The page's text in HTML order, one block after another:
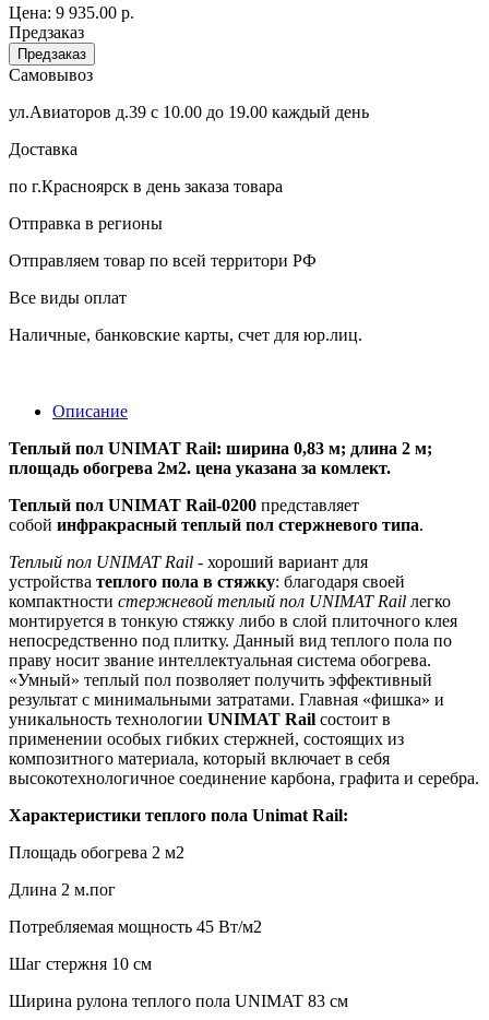
Цена: 9 935.00 р.
Предзаказ
Предзаказ
Самовывоз
ул.Авиаторов д.39 с 10.00 до 19.00 каждый день
Доставка
по г.Красноярск в день заказа товара
Отправка в регионы
Отправляем товар по всей территори РФ
Все виды оплат
Наличные, банковские карты, счет для юр.лиц.
Описание
Теплый пол UNIMAT Rail: ширина 0,83 м; длина 2 м;
площадь обогрева 2м2. цена указана за комлект.
Теплый пол UNIMAT Rail-0200 представляет
собой инфракрасный теплый пол стержневого типа.
Теплый пол UNIMAT Rail - хороший вариант для
устройства теплого пола в стяжку: благодаря своей
компактности стержневой теплый пол UNIMAT Rail легко
монтируется в тонкую стяжку либо в слой плиточного клея
непосредственно под плитку. Данный вид теплого пола по
праву носит звание интеллектуальная система обогрева.
«Умный» теплый пол позволяет получить эффективный
результат с минимальными затратами. Главная «фишка» и
уникальность технологии UNIMAT Rail состоит в
применении особых гибких стержней, состоящих из
композитного материала, который включает в себя
высокотехнологичное соединение карбона, графита и серебра.
Характеристики теплого пола Unimat Rail:
Площадь обогрева 2 м2
Длина 2 м.пог
Потребляемая мощность 45 Вт/м2
Шаг стержня 10 см
Ширина рулона теплого пола UNIMAT 83 см